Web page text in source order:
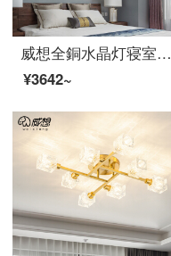
威想全銅水晶灯寝室灯後の近代的な軽奢で暖かい部屋の照明が簡単で丸型書斎レストランでヘッドライト3頭-直径30 cm-LED三色光源をプレゼントします。
¥3642~